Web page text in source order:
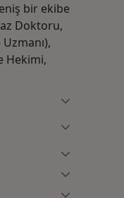
bir ekibe
Doktoru,
Hekimi,